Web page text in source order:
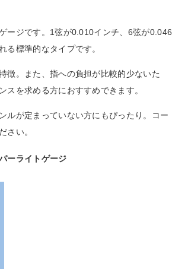
ージです。1弦が0.010インチ、6弦が0.046
る標準的なタイプです。
徴。また、指への負担が比較的少ないた
を求める方におすすめできます。
ルが定まっていない方にもぴったり。コー
さい。
ーライトゲージ